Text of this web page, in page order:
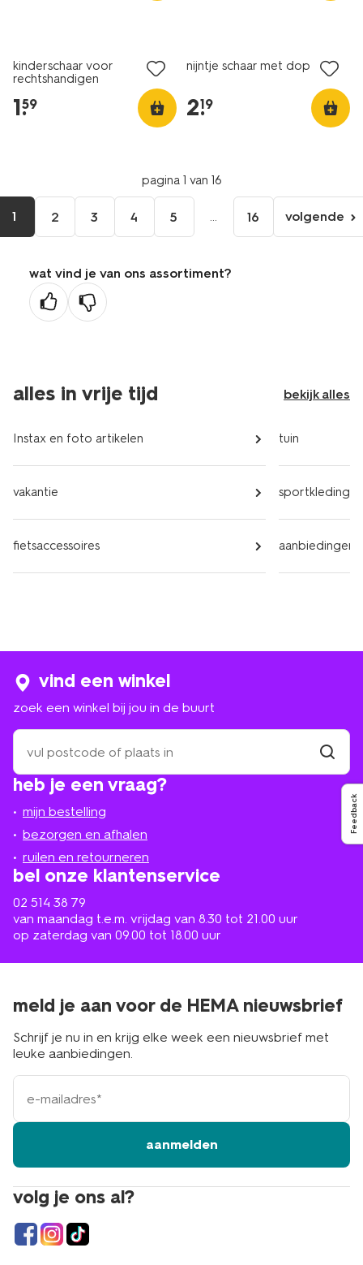
kinderschaar voor
rechtshandigen
1.
59
nijntje schaar met dop
2.
19
pagina 1 van 16
1 2 3 4 5 ... 16
pagina
volgende
wat vind je van ons assortiment?
alles in vrije tijd bekijk alles
Instax en foto artikelen
vakantie
fietsaccessoires
tuin
sportkleding
aanbiedingen
heb je een vraag?
mijn bestelling
bezorgen en afhalen
ruilen en retourneren
bel onze klantenservice
02 514 38 79
van maandag t.e.m. vrijdag van 8.30 tot 21.00 uur
op zaterdag van 09.00 tot 18.00 uur
vind een winkel
zoek een winkel bij jou in de buurt
zoek
een
winkel
bij
in
de
buurt
winkel
volg je ons al?
meld je aan voor de HEMA nieuwsbrief
Schrijf je nu in en krijg elke week een nieuwsbrief met
leuke aanbiedingen.
e-
mailadres
aanmelden
Feedback